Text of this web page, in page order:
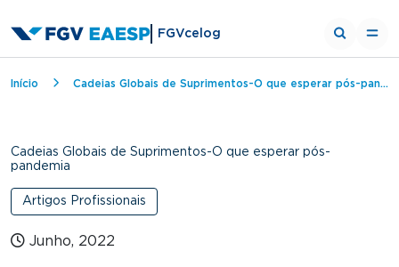
FGVcelog
Trilha de navegação
Início Cadeias Globais de Suprimentos-O que esperar pós-pandemia
Cadeias Globais de Suprimentos-O que esperar pós-
pandemia
Artigos Profissionais
Junho, 2022